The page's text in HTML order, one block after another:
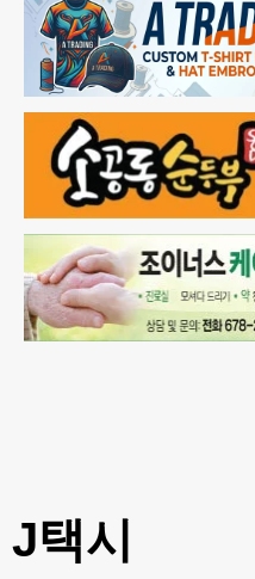
J택시